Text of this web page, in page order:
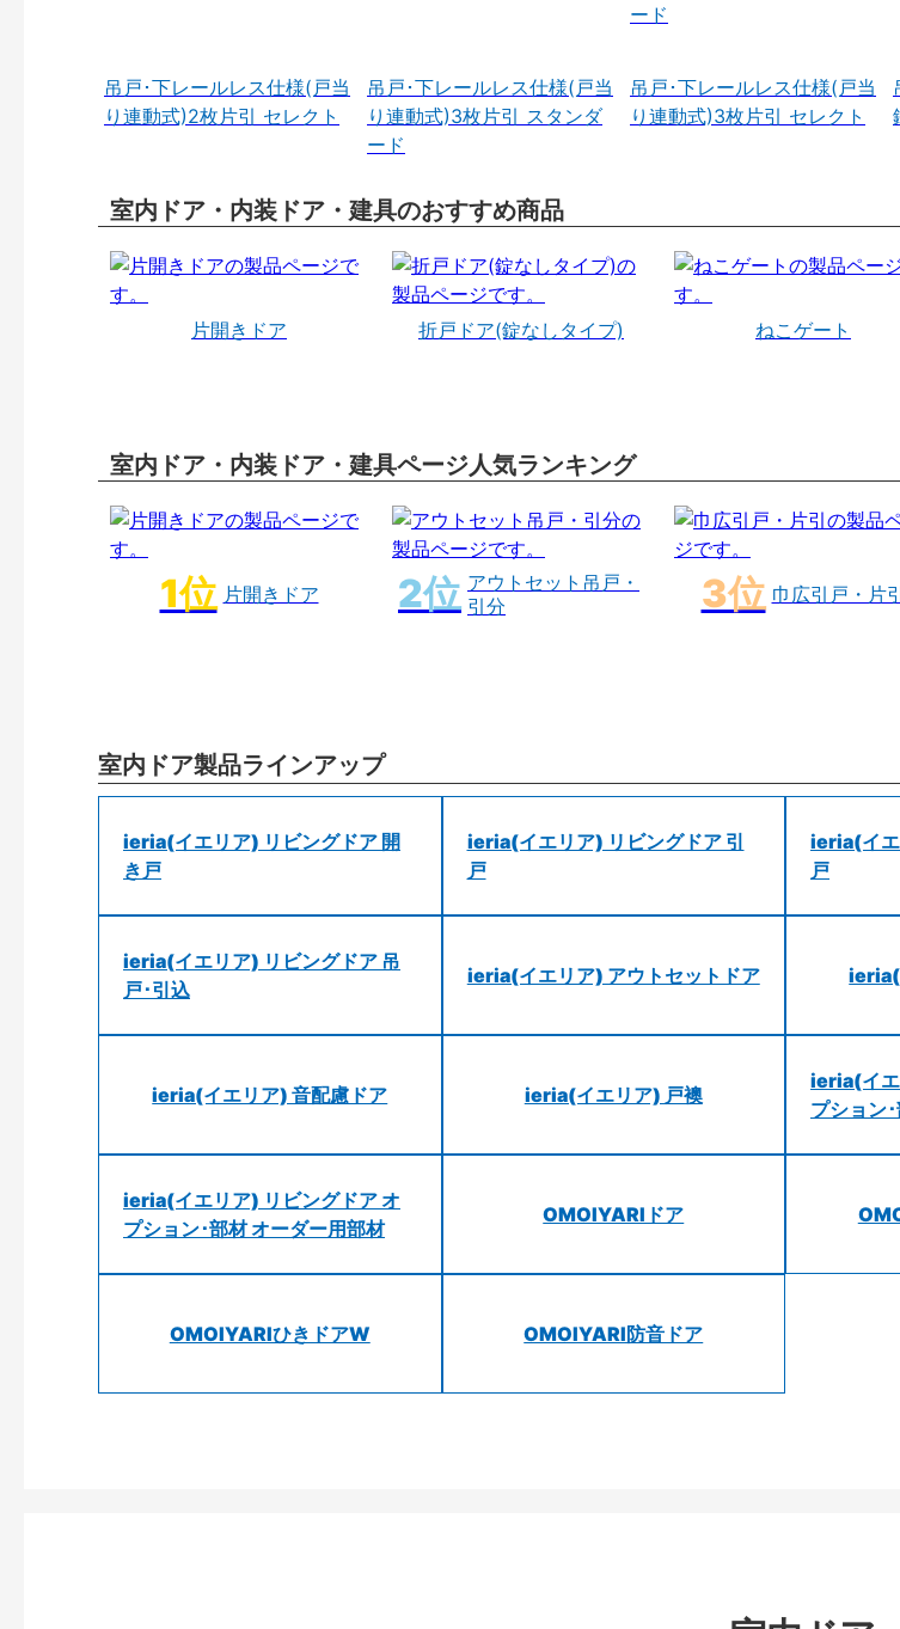
ード
吊戸･下レールレス仕様(戸当
り連動式)2枚片引 セレクト
吊戸･下レールレス仕様(戸当
り連動式)3枚片引 スタンダ
ード
吊戸･下レールレス仕様(戸当
り連動式)3枚片引 セレクト
室内ドア・内装ドア・建具のおすすめ商品
片開きドア 折戸ドア(錠なしタイプ)
ねこゲート
室内ドア・内装ドア・建具ページ人気ランキング
片開きドア
アウトセット吊戸・
引分
巾広引戸・片
室内ドア製品ラインアップ
ieria(イエリア) リビングドア 開
き戸
ieria(イエリア) リビングドア 引
戸
ieria(イエ
戸
ieria(イエリア) リビングドア 吊
戸･引込
ieria(イエリア) アウトセットドア ieria(
ieria(イエリア) 音配慮ドア ieria(イエリア) 戸襖
ieria(イエ
プション
ieria(イエリア) リビングドア オ
プション･部材 オーダー用部材
OMOIYARIドア
OMOIYARIひきドアW OMOIYARI防音ドア